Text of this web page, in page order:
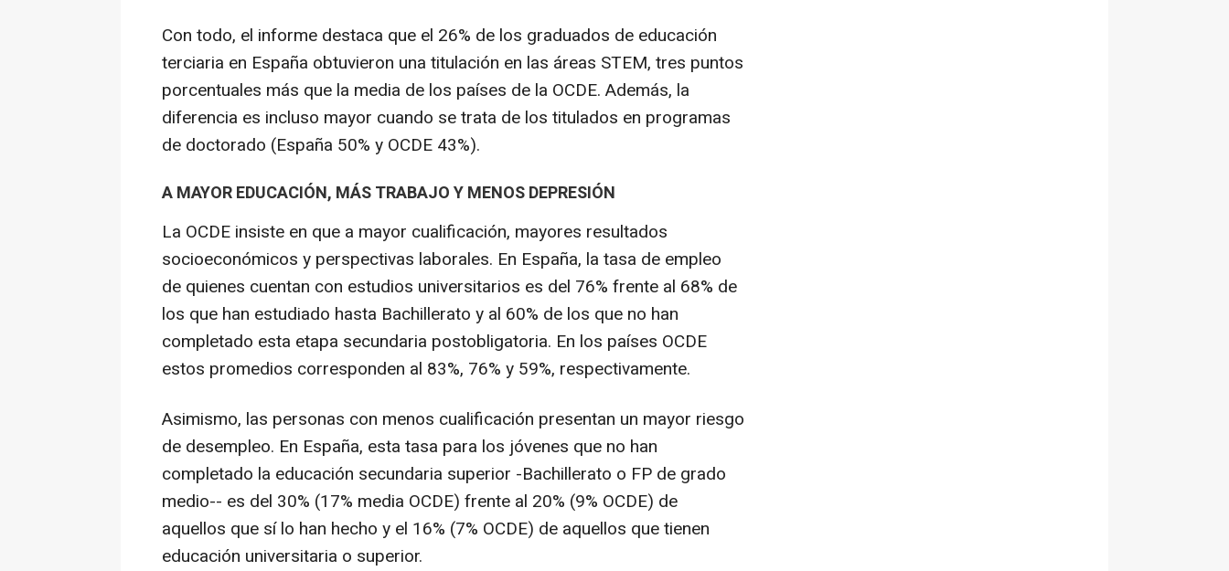
Con todo, el informe destaca que el 26% de los graduados de educación
terciaria en España obtuvieron una titulación en las áreas STEM, tres puntos
porcentuales más que la media de los países de la OCDE. Además, la
diferencia es incluso mayor cuando se trata de los titulados en programas
de doctorado (España 50% y OCDE 43%).
A MAYOR EDUCACIÓN, MÁS TRABAJO Y MENOS DEPRESIÓN
La OCDE insiste en que a mayor cualificación, mayores resultados
socioeconómicos y perspectivas laborales. En España, la tasa de empleo
de quienes cuentan con estudios universitarios es del 76% frente al 68% de
los que han estudiado hasta Bachillerato y al 60% de los que no han
completado esta etapa secundaria postobligatoria. En los países OCDE
estos promedios corresponden al 83%, 76% y 59%, respectivamente.
Asimismo, las personas con menos cualificación presentan un mayor riesgo
de desempleo. En España, esta tasa para los jóvenes que no han
completado la educación secundaria superior -Bachillerato o FP de grado
medio-- es del 30% (17% media OCDE) frente al 20% (9% OCDE) de
aquellos que sí lo han hecho y el 16% (7% OCDE) de aquellos que tienen
educación universitaria o superior.